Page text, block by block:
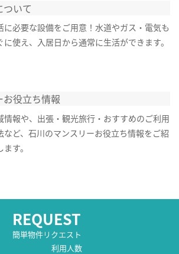
いて
に必要な設備をご用意！水道やガス・電気も
に使え、入居日から通常に生活ができます。
役立ち情報
情報や、出張・観光旅行・おすすめのご利用
など、石川のマンスリーお役立ち情報をご紹
す。
REQUEST
簡単物件リクエスト
利用人数